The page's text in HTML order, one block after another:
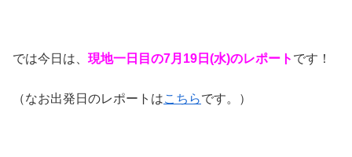
では今日は、 現地一日目の7月19日(水)のレポート です！
（なお出発日のレポートはこちらです。）